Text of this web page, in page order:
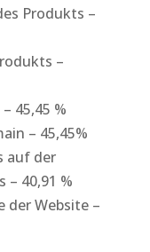
Produkts –
–
45,45 %
– 45,45%
auf der
40,91 %
der Website –